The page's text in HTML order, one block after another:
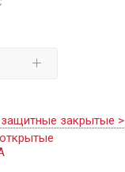
закрытые >